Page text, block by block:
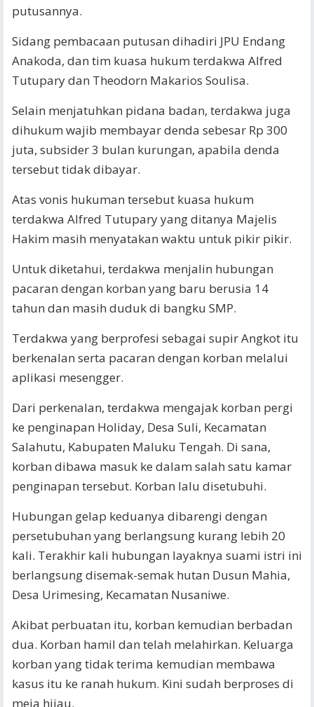
putusannya.
Sidang pembacaan putusan dihadiri JPU Endang
Anakoda, dan tim kuasa hukum terdakwa Alfred
Tutupary dan Theodorn Makarios Soulisa.
Selain menjatuhkan pidana badan, terdakwa juga
dihukum wajib membayar denda sebesar Rp 300
juta, subsider 3 bulan kurungan, apabila denda
tersebut tidak dibayar.
Atas vonis hukuman tersebut kuasa hukum
terdakwa Alfred Tutupary yang ditanya Majelis
Hakim masih menyatakan waktu untuk pikir pikir.
Untuk diketahui, terdakwa menjalin hubungan
pacaran dengan korban yang baru berusia 14
tahun dan masih duduk di bangku SMP.
Terdakwa yang berprofesi sebagai supir Angkot itu
berkenalan serta pacaran dengan korban melalui
aplikasi mesengger.
Dari perkenalan, terdakwa mengajak korban pergi
ke penginapan Holiday, Desa Suli, Kecamatan
Salahutu, Kabupaten Maluku Tengah. Di sana,
korban dibawa masuk ke dalam salah satu kamar
penginapan tersebut. Korban lalu disetubuhi.
Hubungan gelap keduanya dibarengi dengan
persetubuhan yang berlangsung kurang lebih 20
kali. Terakhir kali hubungan layaknya suami istri ini
berlangsung disemak-semak hutan Dusun Mahia,
Desa Urimesing, Kecamatan Nusaniwe.
Akibat perbuatan itu, korban kemudian berbadan
dua. Korban hamil dan telah melahirkan. Keluarga
korban yang tidak terima kemudian membawa
kasus itu ke ranah hukum. Kini sudah berproses di
meja hijau.